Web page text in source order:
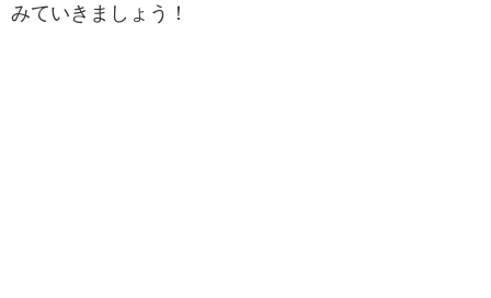
みていきましょう！